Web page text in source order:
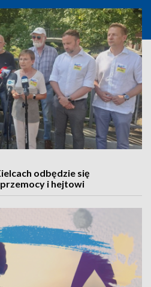
odbędzie się
i hejtowi